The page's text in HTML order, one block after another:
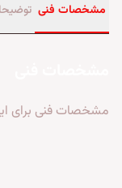
مشخصات فنی
مشخصات فنی برای